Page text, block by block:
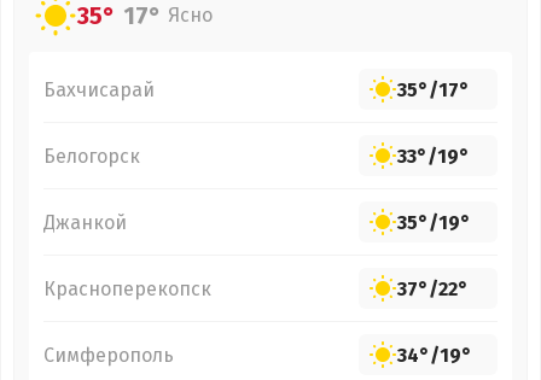
35° 17° Ясно
Бахчисарай 35°/17°
Белогорск 33°/19°
Джанкой 35°/19°
Красноперекопск 37°/22°
Симферополь 34°/19°